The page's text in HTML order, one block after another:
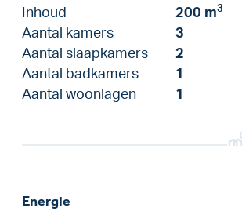
Inhoud 200 m3
Aantal kamers
3
Aantal slaapkamers
2
Aantal badkamers
1
Aantal woonlagen
1
Energie